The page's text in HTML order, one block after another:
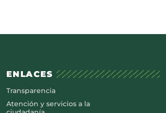
ENLACES
Transparencia
Atención y servicios a la